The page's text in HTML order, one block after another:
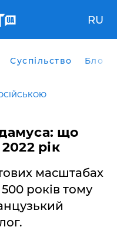
RU
Суспільство Блоги
що
рік
масштабах
років тому